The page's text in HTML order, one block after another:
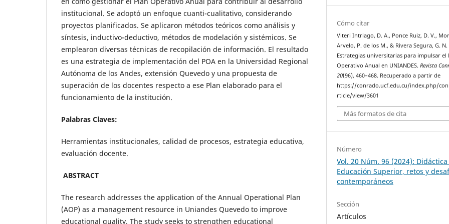
institucional. Se adoptó un enfoque cuanti-cualitativo, considerando
proyectos planificados. Se aplicaron métodos teóricos como análisis y
síntesis, inductivo-deductivo, métodos de modelación y sistémicos. Se
emplearon diversas técnicas de recopilación de información. El resultado
es una estrategia de implementación del POA en la Universidad Regional
Autónoma de los Andes, extensión Quevedo y una propuesta de
superación de los docentes respecto a ese Plan elaborado para el
funcionamiento de la institución.
Palabras Claves:
Herramientas institucionales, calidad de procesos, estrategia educativa,
evaluación docente.
ABSTRACT
The research addresses the application of the Annual Operational Plan
(AOP) as a management resource in Uniandes Quevedo to improve
educational quality. The study seeks to strengthen educational
Cómo citar
Viteri Intriago, D. A., Ponce Ruiz, D. V.,
Arvelo, P. de los M., & Rivera Segura, G. N.
Estrategias universitarias para impulsar el
Operativo Anual en UNIANDES.Revista
20(96), 460–468. Recuperado a partir de
https://conrado.ucf.edu.cu/index.php/
rticle/view/3601
Más formatos de cita
Número
Vol. 20 Núm. 96 (2024):
Educación Superior, retos y
contemporáneos
Sección
Artículos